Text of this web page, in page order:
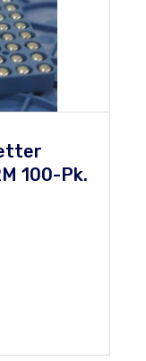
100-Pk.